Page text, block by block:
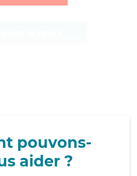
pouvons-
aider ?